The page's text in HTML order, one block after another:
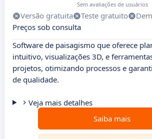
Sem avaliações de usuários
Versão gratuita Teste gratuito
Preços sob consulta
Software de paisagismo que oferece
intuitivo, visualizações 3D, e
projetos, otimizando processos e
de qualidade.
Veja mais detalhes
Saiba mais